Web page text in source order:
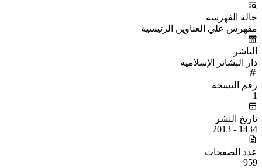
حالة الفهرسة
مفهرس علي العناوين الرئيسية
الناشر
دار البشائر الإسلامية
رقم النسخة
1
تاريخ النشر
1434 - 2013
عدد الصفحات
959